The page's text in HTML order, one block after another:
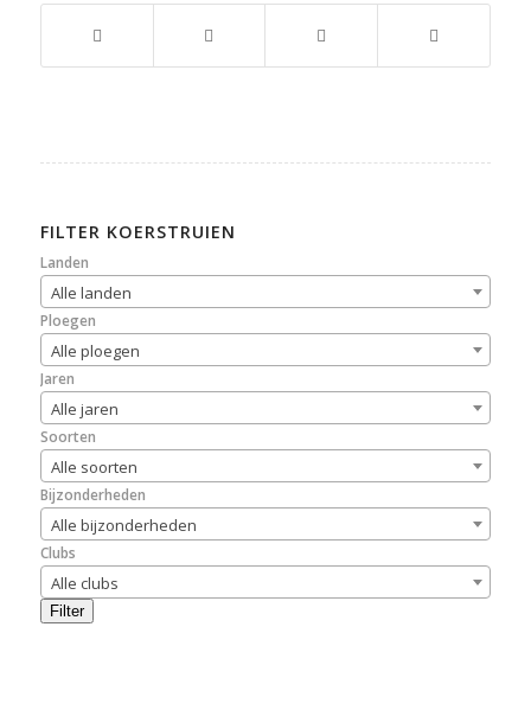
FILTER KOERSTRUIEN
Landen
Alle landen
Ploegen
Alle ploegen
Jaren
Alle jaren
Soorten
Alle soorten
Bijzonderheden
Alle bijzonderheden
Clubs
Alle clubs
Filter